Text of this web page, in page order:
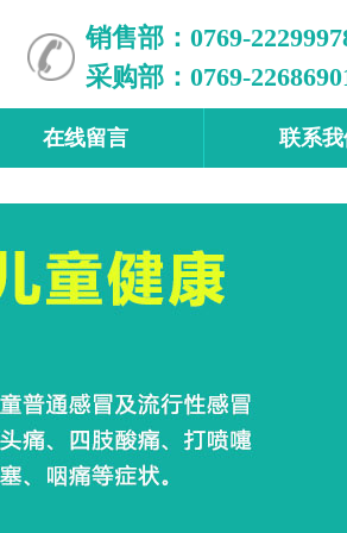
销售部：0769-
采购部：0769-
在线留言 联系我